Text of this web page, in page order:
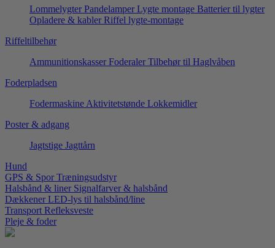
Lommelygter Pandelamper Lygte montage Batterier til lygter
Opladere & kabler Riffel lygte-montage
Riffeltilbehør
Ammunitionskasser Foderaler Tilbehør til Haglvåben
Foderpladsen
Fodermaskine Aktivitetstønde Lokkemidler
Poster & adgang
Jagtstige Jagttårn
Hund
GPS & Spor Træningsudstyr
Halsbånd & liner Signalfarver & halsbånd
Dækkener LED-lys til halsbånd/line
Transport Refleksveste
Pleje & foder